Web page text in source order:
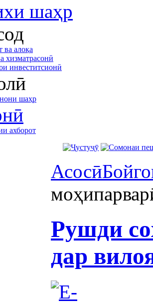
шаҳр
ва алоқа
хизматрасонӣ
инвеститсионӣ
шаҳр
ахборот
Асосӣ
Рушди
дар